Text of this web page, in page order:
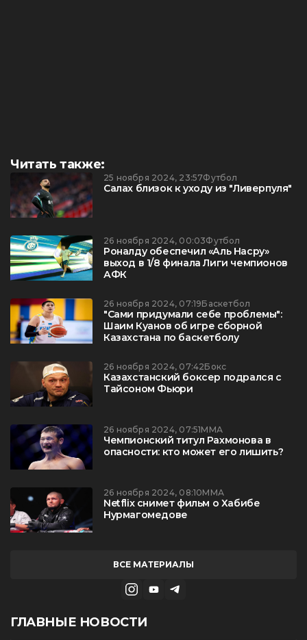
Читать также:
25 ноября 2024, 23:57Футбол
Салах близок к уходу из "Ливерпуля"
26 ноября 2024, 00:03Футбол
Роналду обеспечил «Аль Насру»
выход в 1/8 финала Лиги чемпионов
АФК
26 ноября 2024, 07:19Баскетбол
"Сами придумали себе проблемы":
Шаим Куанов об игре сборной
Казахстана по баскетболу
26 ноября 2024, 07:42Бокс
Казахстанский боксер подрался с
Тайсоном Фьюри
26 ноября 2024, 07:51ММА
Чемпионский титул Рахмонова в
опасности: кто может его лишить?
26 ноября 2024, 08:10ММА
Netflix снимет фильм о Хабибе
Нурмагомедове
ВСЕ МАТЕРИАЛЫ
ГЛАВНЫЕ НОВОСТИ